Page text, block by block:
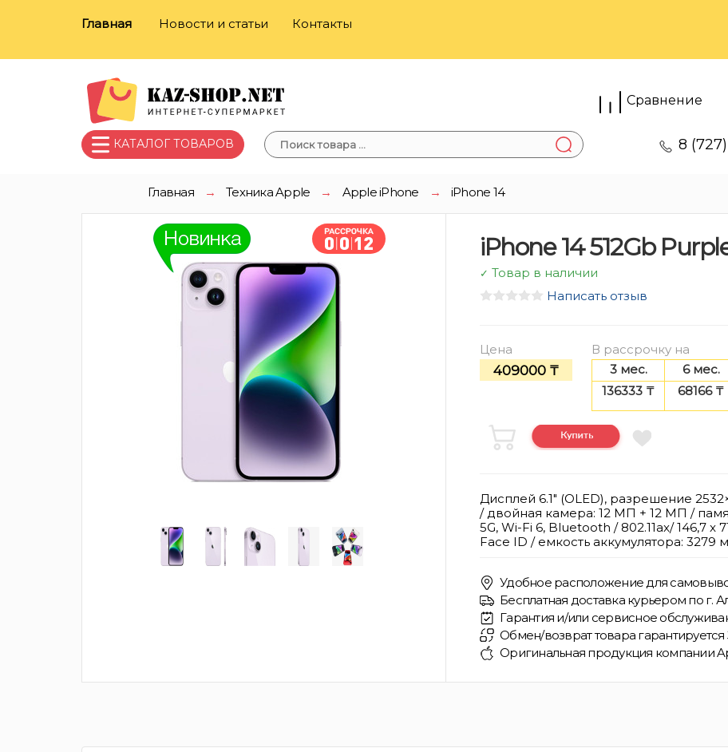
Главная Новости и статьи Контакты
Сравнение
КАТАЛОГ ТОВАРОВ 8
Главная → Техника Apple → Apple iPhone → iPhone 14
iPhone 14 512Gb
✓ Товар в наличии
Написать отзыв
Цена В рассрочку на
409000 ₸ 3 мес. 6 мес.
136333 ₸
68166 ₸
Дисплей 6.1" (OLED), разрешение
/ двойная камера: 12 МП + 12 МП /
5G, Wi-Fi 6, Bluetooth / 802.11ax/ 146,7 x
Face ID / емкость аккумулятора: 3279
Удобное расположение для
Бесплатная доставка курьером по г.
Гарантия и/или сервисное
Обмен/возврат товара
Оригинальная продукция компании